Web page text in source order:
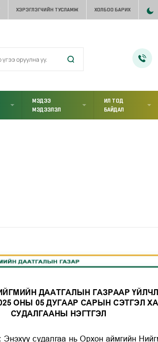
ХЭРЭГЛЭГЧИЙН ТУСЛАМЖ ХОЛБОО БАРИХ
МЭДЭЭ
МЭДЭЭЛЭЛ
ИЛ ТОД
БАЙДАЛ